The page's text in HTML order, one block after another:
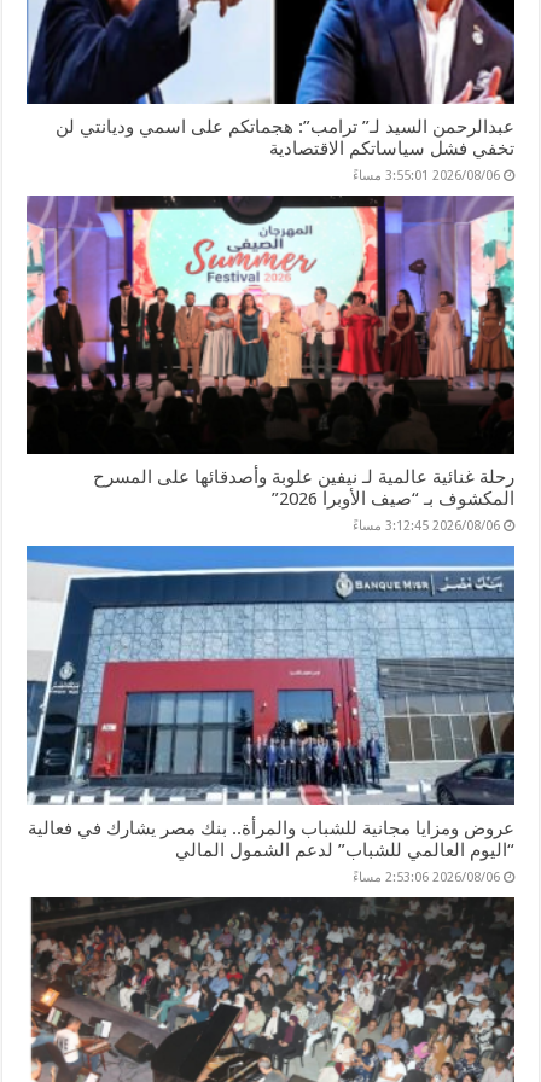
عبدالرحمن السيد لـ” ترامب”: هجماتكم على اسمي وديانتي لن
تخفي فشل سياساتكم الاقتصادية
2026/08/06 3:55:01 مساءً
رحلة غنائية عالمية لـ نيفين علوبة وأصدقائها على المسرح
المكشوف بـ “صيف الأوبرا 2026”
2026/08/06 3:12:45 مساءً
عروض ومزايا مجانية للشباب والمرأة.. بنك مصر يشارك في فعالية
“اليوم العالمي للشباب” لدعم الشمول المالي
2026/08/06 2:53:06 مساءً